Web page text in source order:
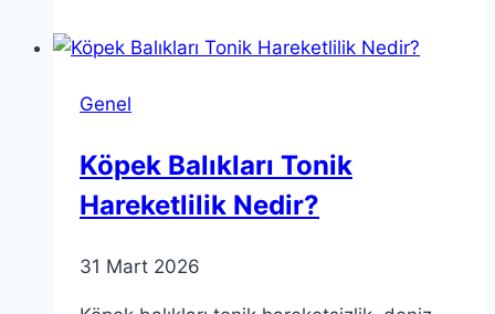
ve
Genel
Köpek Balıkları Tonik
Hareketlilik Nedir?
31 Mart 2026